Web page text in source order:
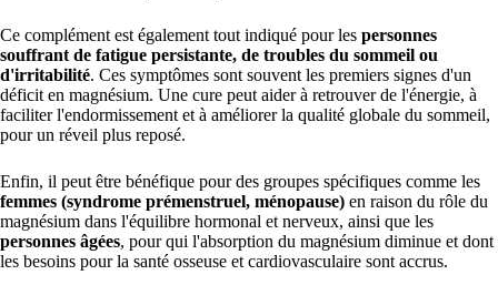
Ce complément est également tout indiqué pour les personnes
souffrant de fatigue persistante, de troubles du sommeil ou
d'irritabilité. Ces symptômes sont souvent les premiers signes d'un
déficit en magnésium. Une cure peut aider à retrouver de l'énergie, à
faciliter l'endormissement et à améliorer la qualité globale du sommeil,
pour un réveil plus reposé.
Enfin, il peut être bénéfique pour des groupes spécifiques comme les
femmes (syndrome prémenstruel, ménopause) en raison du rôle du
magnésium dans l'équilibre hormonal et nerveux, ainsi que les
personnes âgées, pour qui l'absorption du magnésium diminue et dont
les besoins pour la santé osseuse et cardiovasculaire sont accrus.